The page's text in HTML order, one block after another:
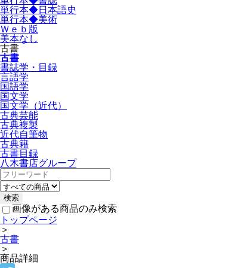
単行本◆日本語史
単行本◆美術
Ｗｅｂ版
美本なし
古書
古書
書誌学・目録
言語学
国語学
国文学
国文学（近代）
古典芸能
古典複製
近代自筆物
古典籍
古書目録
八木書店グループ
画像がある商品のみ検索
トップページ
＞
古書
＞
商品詳細